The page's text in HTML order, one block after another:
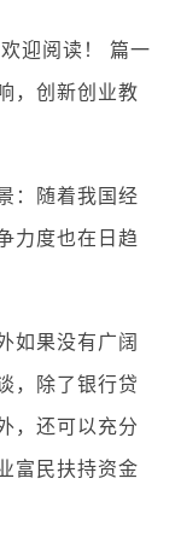
迎阅读！ 篇一
，创新创业教
：随着我国经
力度也在日趋
如果没有广阔
，除了银行贷
，还可以充分
富民扶持资金